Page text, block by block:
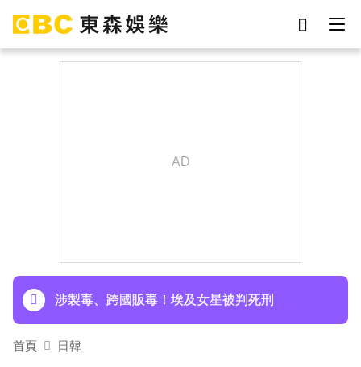
涉製毒、跨國販毒！埃及女星被判死刑
美國抗癌網紅拒安寧！家屬證實死訊 得年26歲
首頁 日韓